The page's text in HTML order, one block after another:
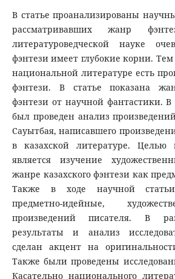
В статье проанализированы
рассматривавших жанр
литературоведческой науке
фэнтези имеет глубокие корни.
национальной литературе есть
фэнтези. В статье показана
фэнтези от научной фантастики.
был проведен анализ
Сауытбая, написавшего
в казахской литературе. Целью
является изучение
жанре казахского фэнтези как
Также в ходе научной
предметно-идейные,
произведений писателя. В
результаты и анализ
сделан акцент на
Также были проведены
Касательно национального